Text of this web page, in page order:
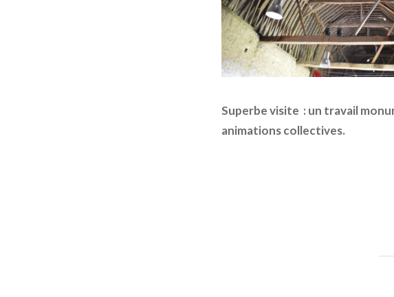
Superbe visite : un travail
animations collectives.